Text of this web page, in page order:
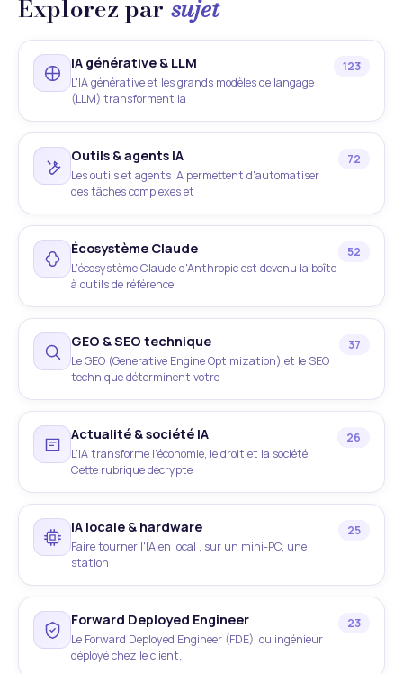
Explorez par sujet
IA générative & LLM
L'IA générative et les grands modèles de langage
(LLM) transforment la
123
Outils & agents IA
Les outils et agents IA permettent d'automatiser
des tâches complexes et
72
Écosystème Claude
L'écosystème Claude d'Anthropic est devenu la boîte
à outils de référence
52
GEO & SEO technique
Le GEO (Generative Engine Optimization) et le SEO
technique déterminent votre
37
Actualité & société IA
L'IA transforme l'économie, le droit et la société.
Cette rubrique décrypte
26
IA locale & hardware
Faire tourner l'IA en local , sur un mini-PC, une
station
25
Forward Deployed Engineer
Le Forward Deployed Engineer (FDE), ou ingénieur
déployé chez le client,
23